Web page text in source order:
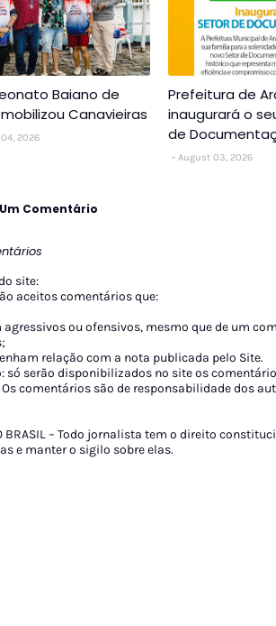
Baiano de
Canavieiras
2026
Prefeitura de
inaugurará o
de
August 03, 2026
Comentário
site:
aceitos comentários que:
agressivos ou ofensivos, mesmo que de um
relação com a nota publicada pelo Site.
só serão disponibilizados no site os
Os comentários são de responsabilidade dos
BRASIL – Todo jornalista tem o direito
e manter o sigilo sobre elas.